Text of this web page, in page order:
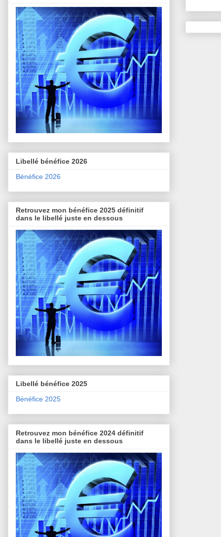
Libellé bénéfice 2026
Bénéfice 2026
Retrouvez mon bénéfice 2025 définitif
dans le libellé juste en dessous
Libellé bénéfice 2025
Bénéfice 2025
Retrouvez mon bénéfice 2024 définitif
dans le libellé juste en dessous